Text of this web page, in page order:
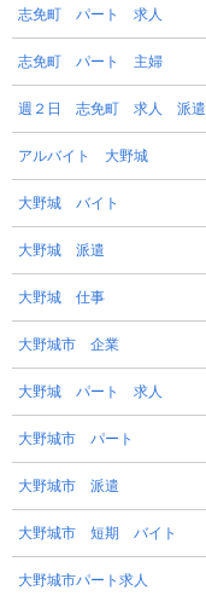
志免町 パート 求人
志免町 パート 主婦
週２日 志免町 求人 派遣
アルバイト 大野城
大野城 バイト
大野城 派遣
大野城 仕事
大野城市 企業
大野城 パート 求人
大野城市 パート
大野城市 派遣
大野城市 短期 バイト
大野城市パート求人